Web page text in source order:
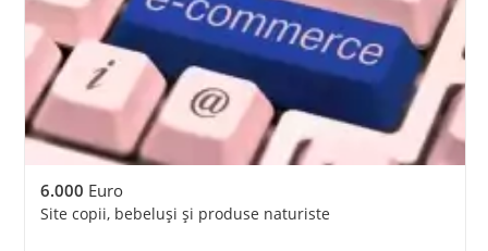
6.000 Euro
Site copii, bebeluși și produse naturiste